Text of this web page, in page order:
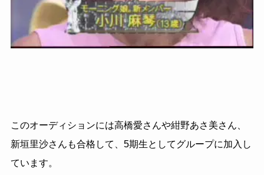
このオーディションには高橋愛さんや紺野あさ美さん、
新垣里沙さんも合格して、5期生としてグループに加入し
ています。